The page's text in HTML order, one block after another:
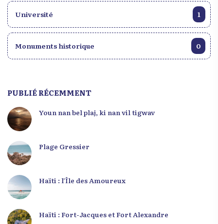
Université 1
Monuments historique 0
PUBLIÉ RÉCEMMENT
Youn nan bel plaj, ki nan vil tigwav
Plage Gressier
Haïti : l’Île des Amoureux
Haïti : Fort-Jacques et Fort Alexandre